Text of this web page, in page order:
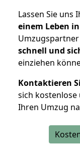
Lassen Sie uns
einem Leben
schnell und
einziehen
Kontaktieren
sich
Ihren Umzug